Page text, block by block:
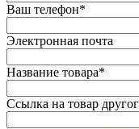
Ваш телефон*
Электронная почта
Название товара*
Ссылка на товар